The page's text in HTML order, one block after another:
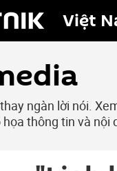
Việt
ngàn lời nói.
thông tin và